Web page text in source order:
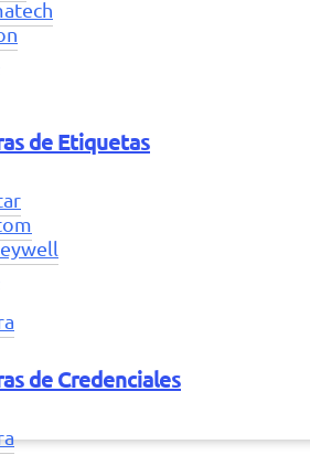
de Etiquetas
de Credenciales